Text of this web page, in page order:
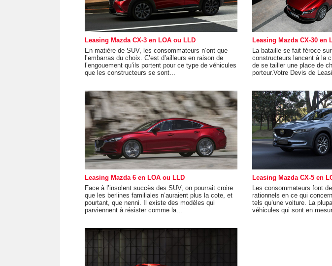
Leasing Mazda CX-3 en LOA ou LLD
En matière de SUV, les consommateurs n’ont que
l’embarras du choix. C’est d’ailleurs en raison de
l’engouement qu’ils portent pour ce type de véhicules
que les constructeurs se sont...
Leasing Mazda CX-30 en
La bataille se fait féroce
constructeurs lancent à la
de se tailler une place de
porteur.Votre Devis de
Leasing Mazda 6 en LOA ou LLD
Face à l’insolent succès des SUV, on pourrait croire
que les berlines familiales n’auraient plus la cote, et
pourtant, que nenni. Il existe des modèles qui
parviennent à résister comme la...
Leasing Mazda CX-5 en
Les consommateurs font
rationnels en ce qui
tels qu’une voiture. La
véhicules qui sont en